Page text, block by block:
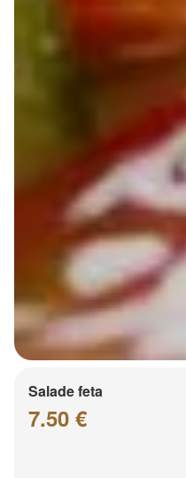
Salade feta
7.50 €